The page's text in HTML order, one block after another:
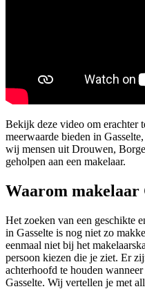
Bekijk deze video om erachter
meerwaarde bieden in
wij mensen uit Drouwen,
geholpen aan een makelaar.
Waarom makelaar
Het zoeken van een geschikte
in Gasselte is nog niet zo
eenmaal niet bij het
persoon kiezen die je ziet. Er
achterhoofd te houden
Gasselte. Wij vertellen je met